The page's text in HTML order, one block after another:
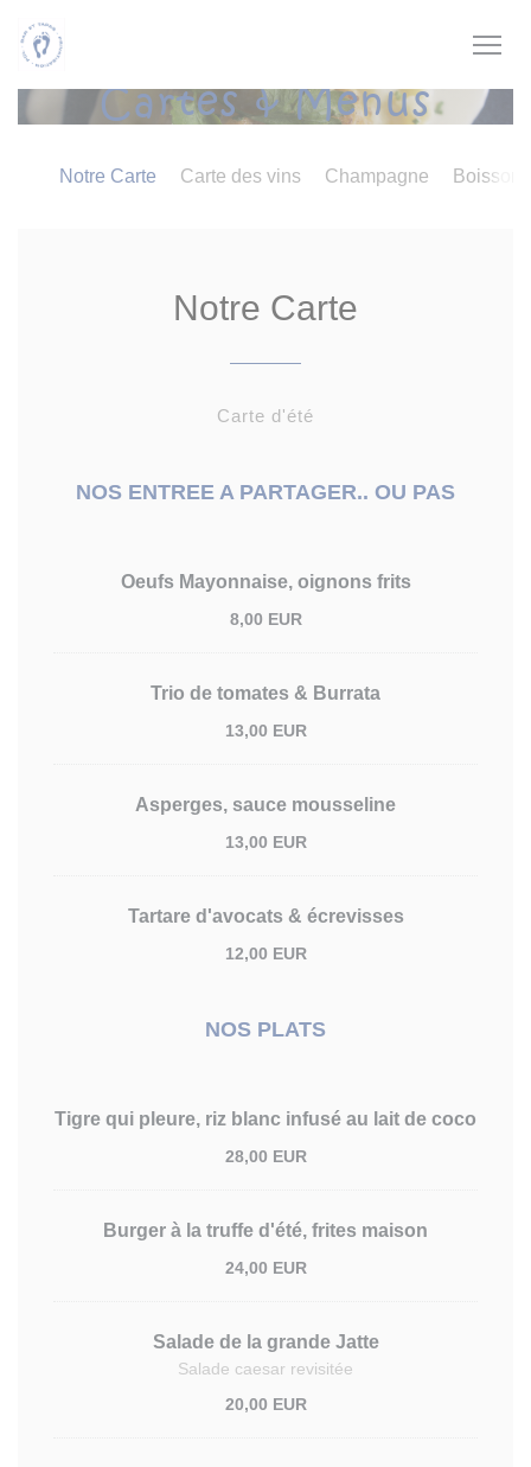
Cartes & Menus
Notre Carte Carte des vins Champagne Boisson
Notre Carte
Carte d'été
NOS ENTREE A PARTAGER.. OU PAS
Oeufs Mayonnaise, oignons frits
8,00 EUR
Trio de tomates & Burrata
13,00 EUR
Asperges, sauce mousseline
13,00 EUR
Tartare d'avocats & écrevisses
12,00 EUR
NOS PLATS
Tigre qui pleure, riz blanc infusé au lait de coco
28,00 EUR
Burger à la truffe d'été, frites maison
24,00 EUR
Salade de la grande Jatte
Salade caesar revisitée
20,00 EUR